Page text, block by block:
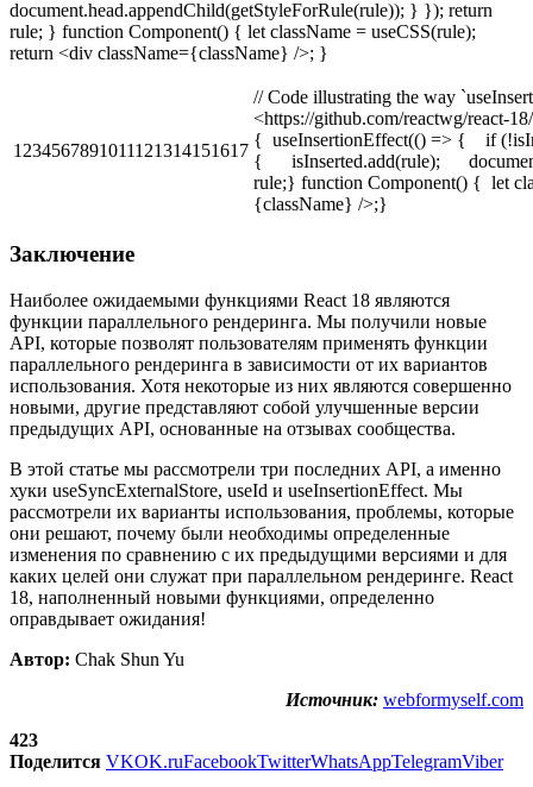
document.head.appendChild(getStyleForRule(rule)); } }); return
rule; } function Component() { let className = useCSS(rule);
return <div className={className} />; }
1234567891011121314151617
// Code illustrating the way
<https://github.com/reactwg/react-
{ useInsertionEffect(() => { if
{ isInserted.add(rule);
rule;} function Component() { let
{className} />;}
Заключение
Наиболее ожидаемыми функциями React 18 являются
функции параллельного рендеринга. Мы получили новые
API, которые позволят пользователям применять функции
параллельного рендеринга в зависимости от их вариантов
использования. Хотя некоторые из них являются совершенно
новыми, другие представляют собой улучшенные версии
предыдущих API, основанные на отзывах сообщества.
В этой статье мы рассмотрели три последних API, а именно
хуки useSyncExternalStore, useId и useInsertionEffect. Мы
рассмотрели их варианты использования, проблемы, которые
они решают, почему были необходимы определенные
изменения по сравнению с их предыдущими версиями и для
каких целей они служат при параллельном рендеринге. React
18, наполненный новыми функциями, определенно
оправдывает ожидания!
Автор: Chak Shun Yu
Источник: webformyself.com
423
Поделится VKOK.ruFacebookTwitterWhatsAppTelegramViber